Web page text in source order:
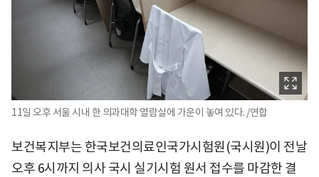
11일 오후 서울 시내 한 의과대학 열람실에 가운이 놓여 있다. /연합
보건복지부는 한국보건의료인국가시험원(국시원)이 전날
오후 6시까지 의사 국시 실기시험 원서 접수를 마감한 결